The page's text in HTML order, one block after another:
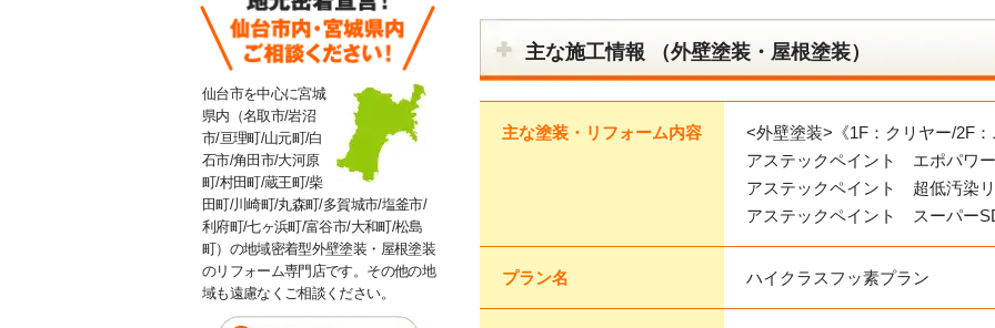
主な施工情報 （外壁塗装・屋根塗装）
主な塗装・リフォーム内容
<外壁塗装>《1F：クリヤー/2F
アステックペイント エポパワ
アステックペイント 超低汚染
アステックペイント スーパー
プラン名 ハイクラスフッ素プラン
仙台市を中心に宮城
県内（名取市/岩沼
市/亘理町/山元町/白
石市/角田市/大河原
町/村田町/蔵王町/柴
田町/川崎町/丸森町/多賀城市/塩釜市/
利府町/七ヶ浜町/富谷市/大和町/松島
町）の地域密着型外壁塗装・屋根塗装
のリフォーム専門店です。その他の地
域も遠慮なくご相談ください。